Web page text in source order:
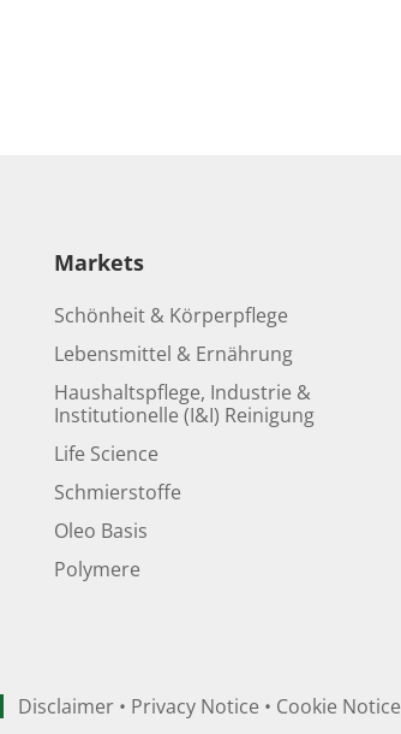
Markets
Schönheit & Körperpflege
Lebensmittel & Ernährung
Haushaltspflege, Industrie &
Institutionelle (I&I) Reinigung
Life Science
Schmierstoffe
Oleo Basis
Polymere
Disclaimer• Privacy Notice • Cookie Notice